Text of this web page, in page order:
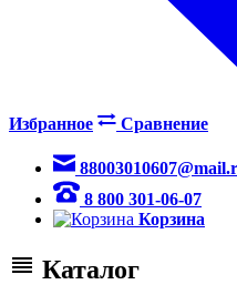
Избранное Сравнение
8 800 301-06-07
Корзина
Каталог